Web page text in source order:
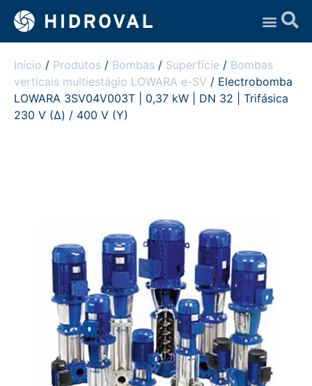
Início / Produtos / Bombas / Superfície / Bombas
verticais multiestágio LOWARA e-SV / Electrobomba
LOWARA 3SV04V003T | 0,37 kW | DN 32 | Trifásica
230 V (Δ) / 400 V (Y)